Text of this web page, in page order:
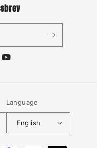
YouTube
Language
English